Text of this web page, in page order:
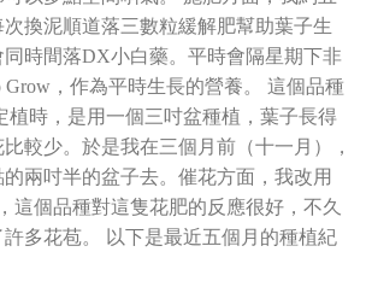
換泥順道落三數粒緩解肥幫助葉子生
時間落DX小白藥。平時會隔星期下非
Grow，作為平時生長的營養。 這個品種
植時，是用一個三吋盆種植，葉子長得
較少。於是我在三個月前（十一月），
兩吋半的盆子去。催花方面，我改用
這個品種對這隻花肥的反應很好，不久
許多花苞。 以下是最近五個月的種植紀